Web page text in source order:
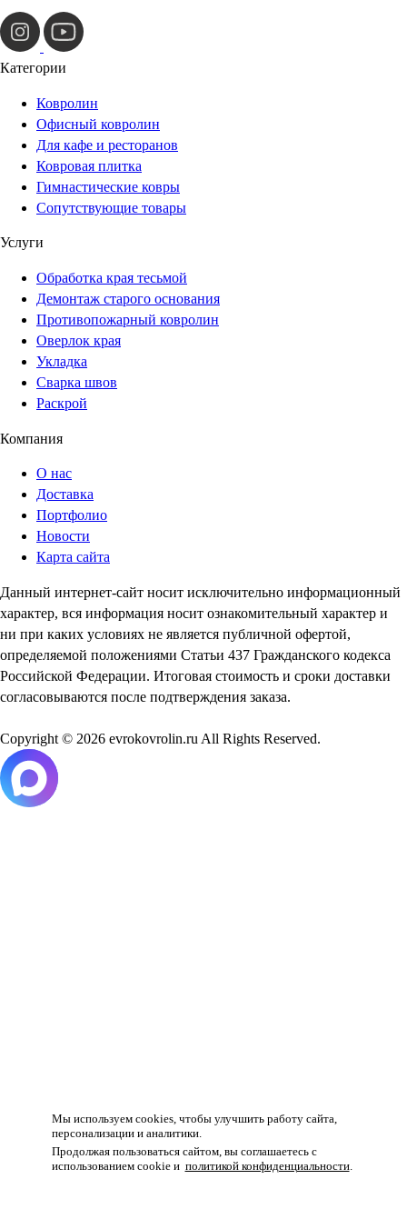
Мы используем cookies, чтобы улучшить работу сайта,
персонализации и аналитики.
Продолжая пользоваться сайтом, вы соглашаетесь с
использованием cookie и политикой конфиденциальности.
Категории
Ковролин
Офисный ковролин
Для кафе и ресторанов
Ковровая плитка
Гимнастические ковры
Сопутствующие товары
Услуги
Обработка края тесьмой
Демонтаж старого основания
Противопожарный ковролин
Оверлок края
Укладка
Сварка швов
Раскрой
Компания
О нас
Доставка
Портфолио
Новости
Карта сайта
Данный интернет-сайт носит исключительно информационный
характер, вся информация носит ознакомительный характер и
ни при каких условиях не является публичной офертой,
определяемой положениями Статьи 437 Гражданского кодекса
Российской Федерации. Итоговая стоимость и сроки доставки
согласовываются после подтверждения заказа.
Copyright © 2026 evrokovrolin.ru All Rights Reserved.